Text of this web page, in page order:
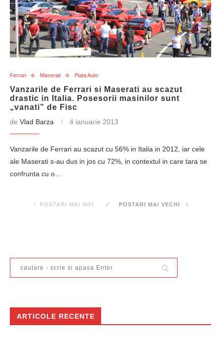
Ferrari Maserati Piata Auto
Vanzarile de Ferrari si Maserati au scazut
drastic in Italia. Posesorii masinilor sunt
„vanati” de Fisc
de Vlad Barza 4 ianuarie 2013
Vanzarile de Ferrari au scazut cu 56% in Italia in 2012, iar cele
ale Maserati s-au dus in jos cu 72%, in contextul in care tara se
confrunta cu o…
POSTARI MAI NOI POSTARI MAI VECHI
ARTICOLE RECENTE